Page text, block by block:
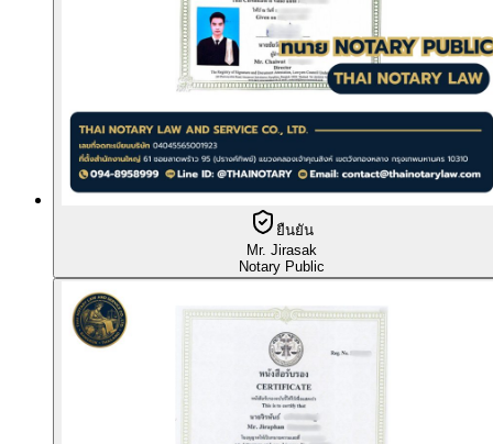
ยืนยัน
Mr. Jirasak
Notary Public